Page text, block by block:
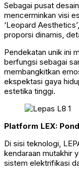
Sebagai pusat
mencerminkan visi
‘Leopard
proporsi dinamis,
Pendekatan unik ini
berfungsi sebagai
membangkitkan
ekspektasi gaya
estetika tinggi.
Platform LEX:
Di sisi teknologi,
kendaraan mutakhir
sistem elektrifikasi